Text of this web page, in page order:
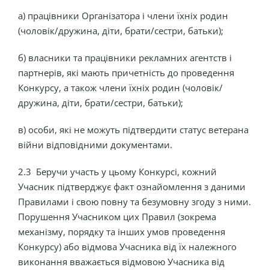
а) працівники Організатора і члени їхніх родин
(чоловік/дружина, діти, брати/сестри, батьки);
б) власники та працівники рекламних агентств і
партнерів, які мають причетність до проведення
Конкурсу, а також члени їхніх родин (чоловік/
дружина, діти, брати/сестри, батьки);
в) особи, які не можуть підтвердити статус ветерана
війни відповідними документами.
2.3 Беручи участь у цьому Конкурсі, кожний
Учасник підтверджує факт ознайомлення з даними
Правилами і свою повну та безумовну згоду з ними.
Порушення Учасником цих Правил (зокрема
механізму, порядку та інших умов проведення
Конкурсу) або відмова Учасника від їх належного
виконання вважається відмовою Учасника від